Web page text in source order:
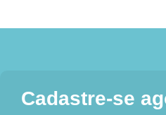
Cadastre-se